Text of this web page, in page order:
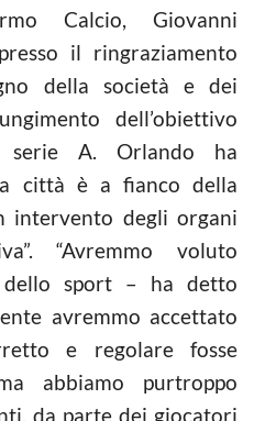
Calcio, Giovanni
il ringraziamento
della società e dei
dell’obiettivo
serie A. Orlando ha
città è a fianco della
intervento degli organi
“Avremmo voluto
dello sport – ha detto
avremmo accettato
e regolare fosse
abbiamo purtroppo
da parte dei giocatori